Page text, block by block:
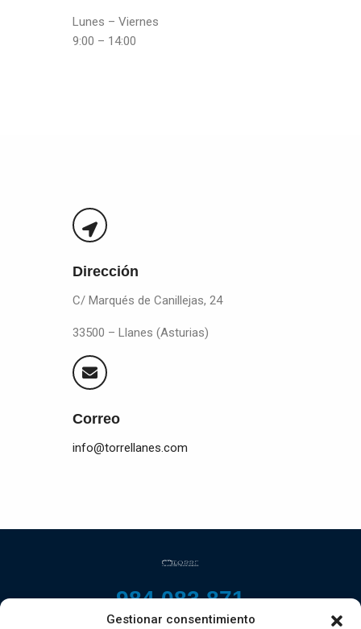
Gestionar consentimiento
Lunes – Viernes
9:00 – 14:00
Dirección
C/ Marqués de Canillejas, 24
33500 – Llanes (Asturias)
Correo
info@torrellanes.com
984 083 871